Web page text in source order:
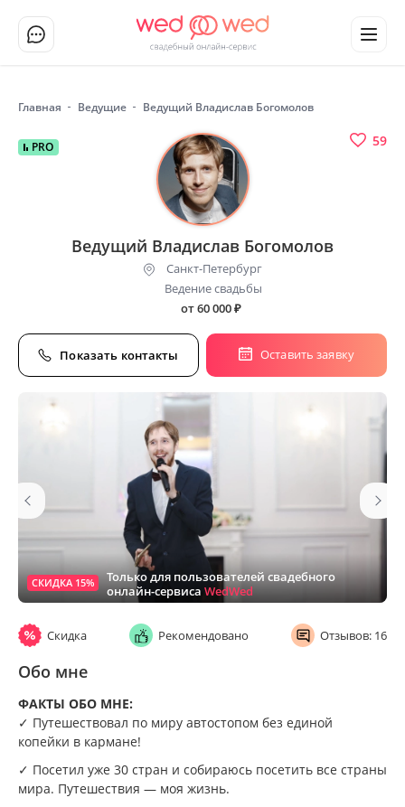
Главная Ведущие Ведущий Владислав Богомолов
СКИДКА 15%
Только для пользователей свадебного
онлайн-сервиса WedWed
PRO 59
Ведущий Владислав Богомолов
Санкт-Петербург
Ведение свадьбы
от 60 000₽
Оставить заявку
Показать контакты
Скидка Рекомендовано Отзывов: 16
Обо мне
ФАКТЫ ОБО МНЕ:
✓ Путешествовал по миру автостопом без единой
копейки в кармане!
✓ Посетил уже 30 стран и собираюсь посетить все страны
мира. Путешествия — моя жизнь.